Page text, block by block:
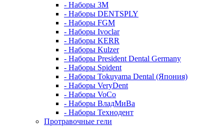
- Наборы 3М
- Наборы DENTSPLY
- Наборы FGM
- Наборы Ivoclar
- Наборы KERR
- Наборы Kulzer
- Наборы President Dental Germany
- Наборы Spident
- Наборы Tokuyama Dental (Япония)
- Наборы VeryDent
- Наборы VoCo
- Наборы ВладМиВа
- Наборы Технодент
Протравочные гели